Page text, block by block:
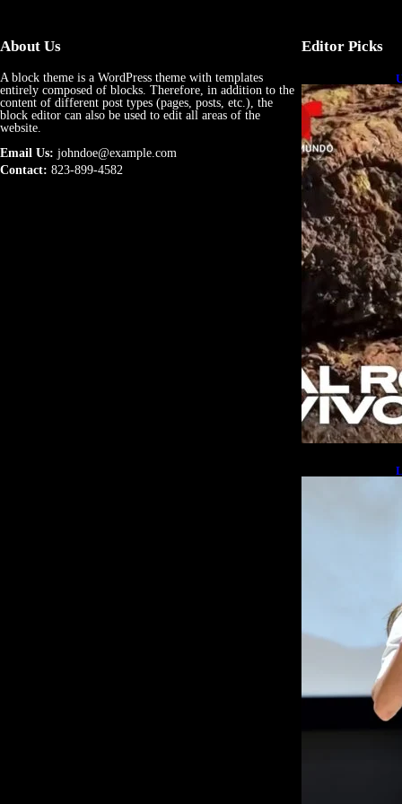
About Us
A block theme is a WordPress theme with templates
entirely composed of blocks. Therefore, in addition to the
content of different post types (pages, posts, etc.), the
block editor can also be used to edit all areas of the
website.
Email Us: johndoe@example.com
Contact: 823-899-4582
Editor Picks